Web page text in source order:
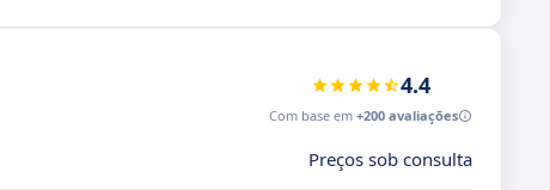
4.4
Com base em +200 avaliações
Preços sob consulta